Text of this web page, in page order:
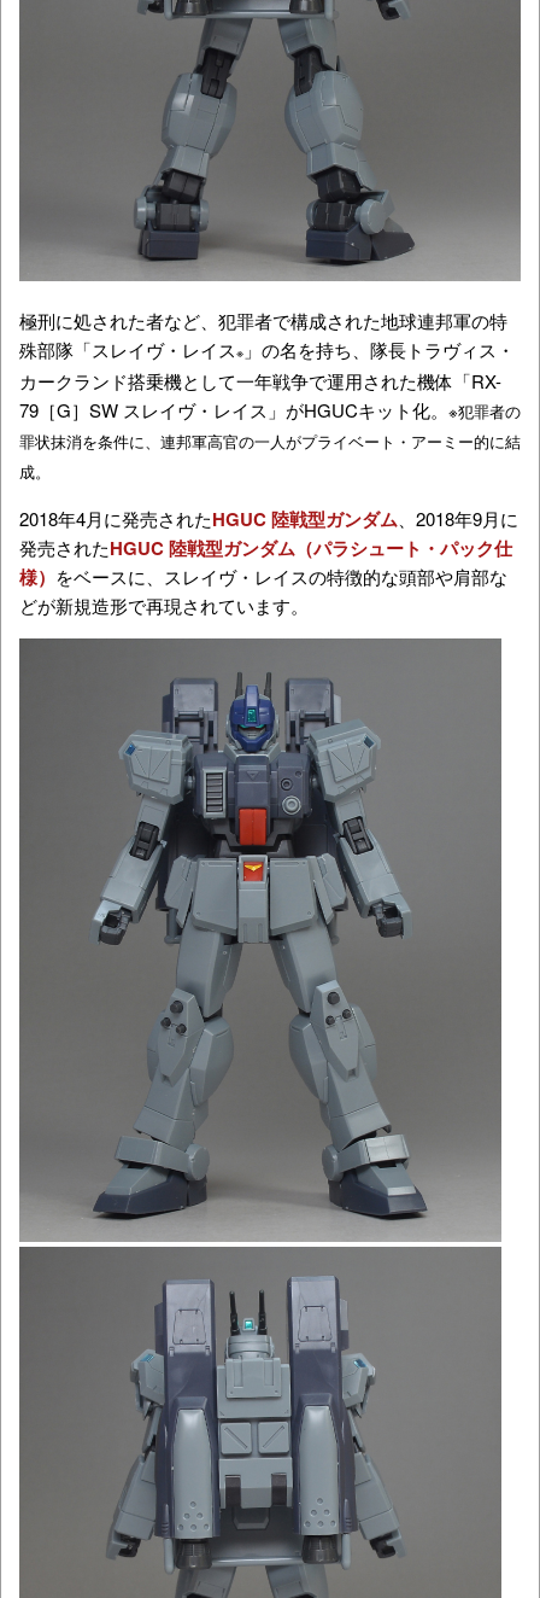
極刑に処された者など、犯罪者で構成された地球連邦軍の特
殊部隊「スレイヴ・レイス※ 」の名を持ち、隊長トラヴィス・
カークランド搭乗機として一年戦争で運用された機体「RX-
79［G］SW スレイヴ・レイス」がHGUCキット化。 ※犯罪者の
罪状抹消を条件に、連邦軍高官の一人がプライベート・アーミー的に結
成。
2018年4月に発売されたHGUC 陸戦型ガンダム 、2018年9月に
発売されたHGUC 陸戦型ガンダム（パラシュート・パック仕
様） をベースに、スレイヴ・レイスの特徴的な頭部や肩部な
どが新規造形で再現されています。